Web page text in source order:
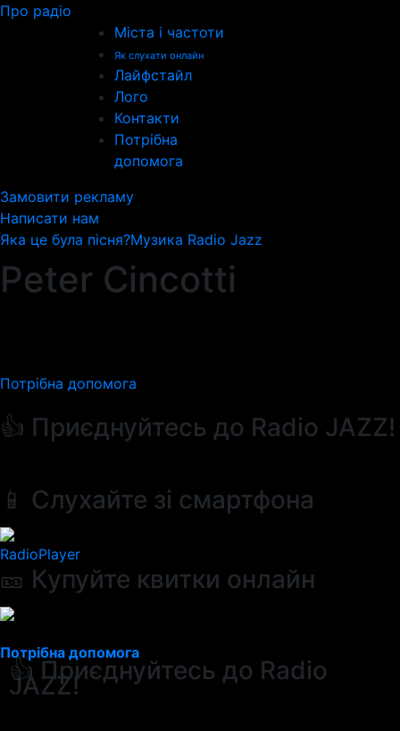
Про радіо
Міста і частоти
Як слухати онлайн
Лайфстайл
Лого
Контакти
Потрібна
допомога
Замовити рекламу
Написати нам
Яка це була пісня?Музика Radio Jazz
Peter Cincotti
Потрібна допомога
👍 Приєднуйтесь до Radio JAZZ!
📱 Слухайте зі смартфона
RadioPlayer
🎫 Купуйте квитки онлайн
Потрібна допомога
👍 Приєднуйтесь до Radio
JAZZ!